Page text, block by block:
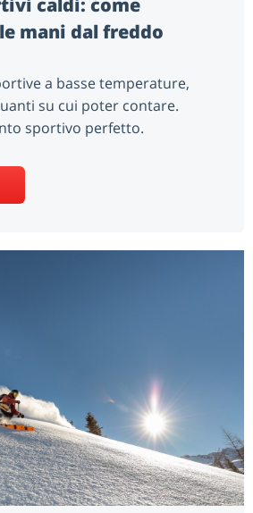
caldi: come
mani dal freddo
a basse temperature,
su cui poter contare.
sportivo perfetto.